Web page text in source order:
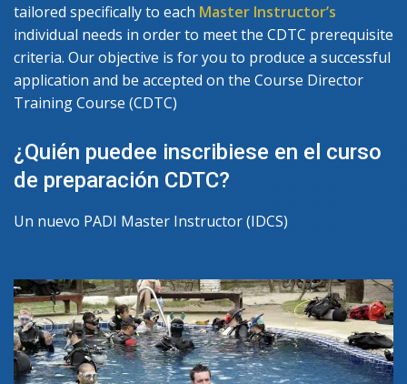
tailored specifically to each Master Instructor’s
individual needs in order to meet the CDTC prerequisite
criteria. Our objective is for you to produce a successful
application and be accepted on the Course Director
Training Course (CDTC)
¿Quién puedee inscribiese en el curso
de preparación CDTC?
Un nuevo PADI Master Instructor (IDCS)